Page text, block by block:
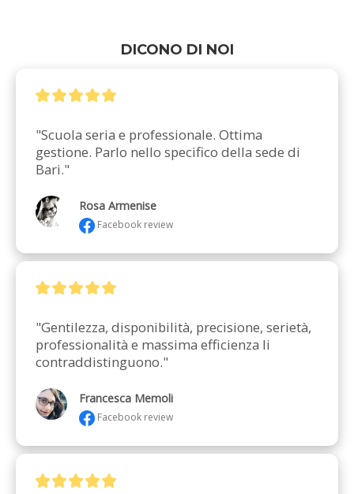
DICONO DI NOI
"Scuola seria e professionale. Ottima
gestione. Parlo nello specifico della sede di
Bari."
Rosa Armenise
Facebook review
"Gentilezza, disponibilità, precisione, serietà,
professionalità e massima efficienza li
contraddistinguono."
Francesca Memoli
Facebook review